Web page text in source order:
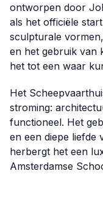
ontworpen door
als het officiële
sculpturale
en het gebruik van
het tot een waar
Het
stroming:
functioneel. Het
en een diepe liefde
herbergt het een
Amsterdamse